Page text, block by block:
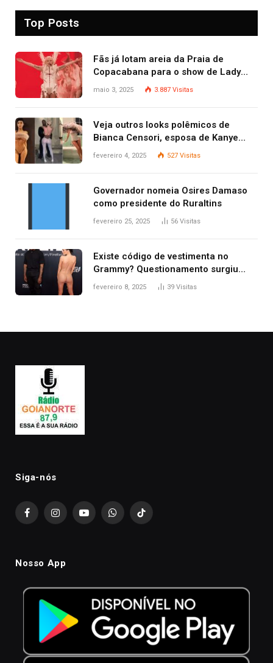
Top Posts
Fãs já lotam areia da Praia de
Copacabana para o show de Lady
Gaga
maio 3, 2025 3.887 Visitas
Veja outros looks polêmicos de
Bianca Censori, esposa de Kanye
West que apareceu nua no Grammy
fevereiro 4, 2025 527 Visitas
Governador nomeia Osires Damaso
como presidente do Ruraltins
fevereiro 25, 2025 56 Visitas
Existe código de vestimenta no
Grammy? Questionamento surgiu
após Bianca Censori, mulher de
fevereiro 8, 2025 39 Visitas
Siga-nós
FacebookInstagramYouTubeWhatsAppTikTok
Nosso App